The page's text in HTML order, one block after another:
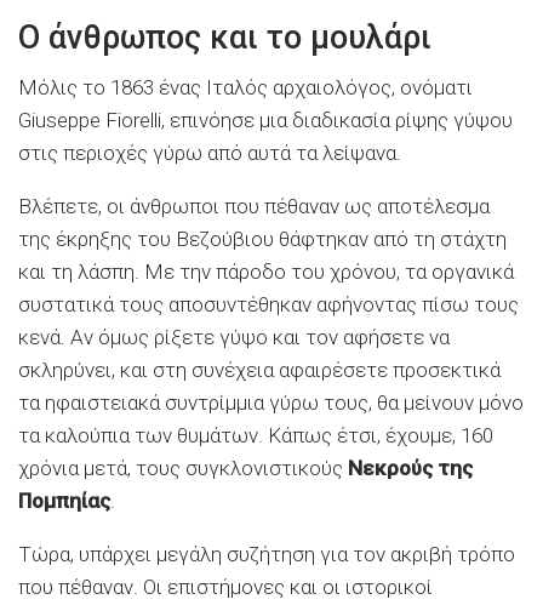
Ο άνθρωπος και το μουλάρι
Μόλις το 1863 ένας Ιταλός αρχαιολόγος, ονόματι
Giuseppe Fiorelli, επινόησε μια διαδικασία ρίψης γύψου
στις περιοχές γύρω από αυτά τα λείψανα.
Βλέπετε, οι άνθρωποι που πέθαναν ως αποτέλεσμα
της έκρηξης του Βεζούβιου θάφτηκαν από τη στάχτη
και τη λάσπη. Με την πάροδο του χρόνου, τα οργανικά
συστατικά τους αποσυντέθηκαν αφήνοντας πίσω τους
κενά. Αν όμως ρίξετε γύψο και τον αφήσετε να
σκληρύνει, και στη συνέχεια αφαιρέσετε προσεκτικά
τα ηφαιστειακά συντρίμμια γύρω τους, θα μείνουν μόνο
τα καλούπια των θυμάτων. Κάπως έτσι, έχουμε, 160
χρόνια μετά, τους συγκλονιστικούς Νεκρούς της
Πομπηίας.
Τώρα, υπάρχει μεγάλη συζήτηση για τον ακριβή τρόπο
που πέθαναν. Οι επιστήμονες και οι ιστορικοί